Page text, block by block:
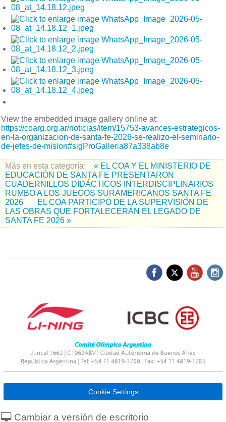
View the embedded image gallery online at:
https://coarg.org.ar/noticias/item/15753-avances-estrategicos-
en-la-organizacion-de-santa-fe-2026-se-realizo-el-seminario-
de-jefes-de-mision#sigProGalleria87a338ab8e
Más en esta categoría:
« EL COA Y EL MINISTERIO DE
EDUCACIÓN DE SANTA FE PRESENTARON
CUADERNILLOS DIDÁCTICOS INTERDISCIPLINARIOS
RUMBO A LOS JUEGOS SURAMERICANOS SANTA FE
2026
EL COA PARTICIPÓ DE LA SUPERVISIÓN DE
LAS OBRAS QUE FORTALECERÁN EL LEGADO DE
SANTA FE 2026 »
Cookie Settings
Cambiar a versión de escritorio